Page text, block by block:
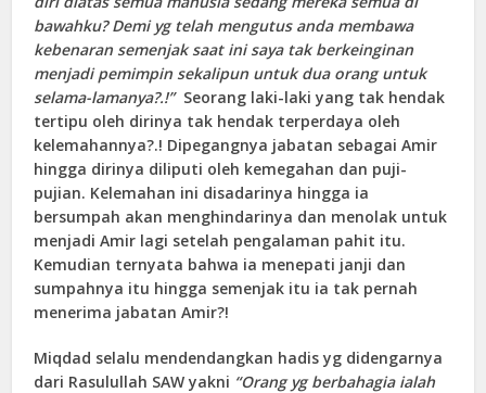
bawahku? Demi yg telah mengutus anda membawa
kebenaran semenjak saat ini saya tak berkeinginan
menjadi pemimpin sekalipun untuk dua orang untuk
selama-lamanya?.!”Seorang laki-laki yang tak hendak
tertipu oleh dirinya tak hendak terperdaya oleh
kelemahannya?.! Dipegangnya jabatan sebagai Amir
hingga dirinya diliputi oleh kemegahan dan puji-
pujian. Kelemahan ini disadarinya hingga ia
bersumpah akan menghindarinya dan menolak untuk
menjadi Amir lagi setelah pengalaman pahit itu.
Kemudian ternyata bahwa ia menepati janji dan
sumpahnya itu hingga semenjak itu ia tak pernah
menerima jabatan Amir?!
Miqdad selalu mendendangkan hadis yg didengarnya
dari Rasulullah SAW yakni “Orang yg berbahagia ialah